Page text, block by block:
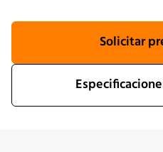
Solicitar